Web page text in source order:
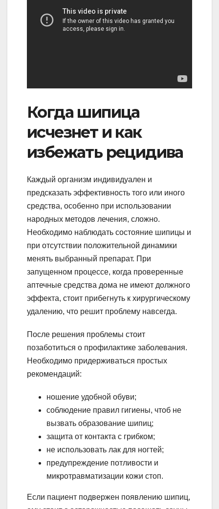
Когда шипица
исчезнет и как
избежать рецидива
Каждый организм индивидуален и
предсказать эффективность того или иного
средства, особенно при использовании
народных методов лечения, сложно.
Необходимо наблюдать состояние шипицы и
при отсутствии положительной динамики
менять выбранный препарат. При
запущенном процессе, когда проверенные
аптечные средства дома не имеют должного
эффекта, стоит прибегнуть к хирургическому
удалению, что решит проблему навсегда.
После решения проблемы стоит
позаботиться о профилактике заболевания.
Необходимо придерживаться простых
рекомендаций:
ношение удобной обуви;
соблюдение правил гигиены, чтоб не
вызвать образование шипиц;
защита от контакта с грибком;
не использовать лак для ногтей;
предупреждение потливости и
микротравматизации кожи стоп.
Если пациент подвержен появлению шипиц,